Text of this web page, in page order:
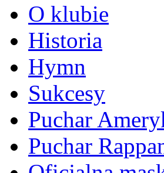
O klubie
Historia
Hymn
Sukcesy
Puchar
Puchar